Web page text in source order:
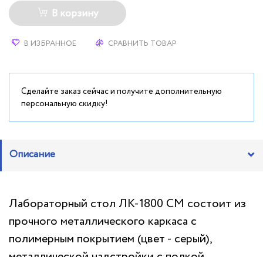
В корзину
В ИЗБРАННОЕ СРАВНИТЬ ТОВАР
Сделайте заказ сейчас и получите дополнительную
персональную скидку!
Описание
Лабораторный стол ЛК-1800 СМ состоит из
прочного металлического каркаса с
полимерным покрытием (цвет - серый),